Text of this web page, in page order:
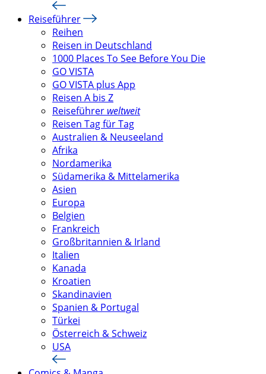
Reiseführer
Reihen
Reisen in Deutschland
1000 Places To See Before You Die
GO VISTA
GO VISTA plus App
Reisen A bis Z
Reiseführer weltweit
Reisen Tag für Tag
Australien & Neuseeland
Afrika
Nordamerika
Südamerika & Mittelamerika
Asien
Europa
Belgien
Frankreich
Großbritannien & Irland
Italien
Kanada
Kroatien
Skandinavien
Spanien & Portugal
Türkei
Österreich & Schweiz
USA